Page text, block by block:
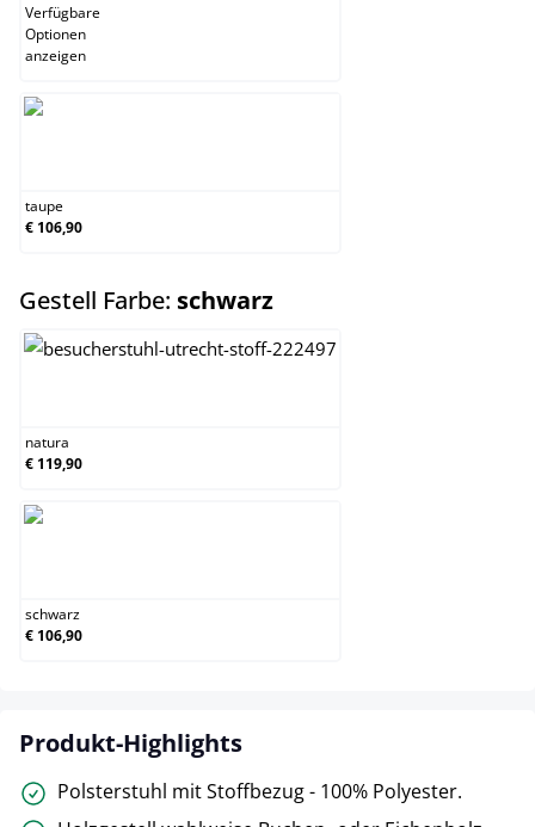
Verfügbare
Optionen
anzeigen
taupe
€ 106,90
Gestell Farbe: schwarzauswählen
natura
€ 119,90
schwarz
€ 106,90
Produkt-Highlights
Polsterstuhl mit Stoffbezug - 100% Polyester.